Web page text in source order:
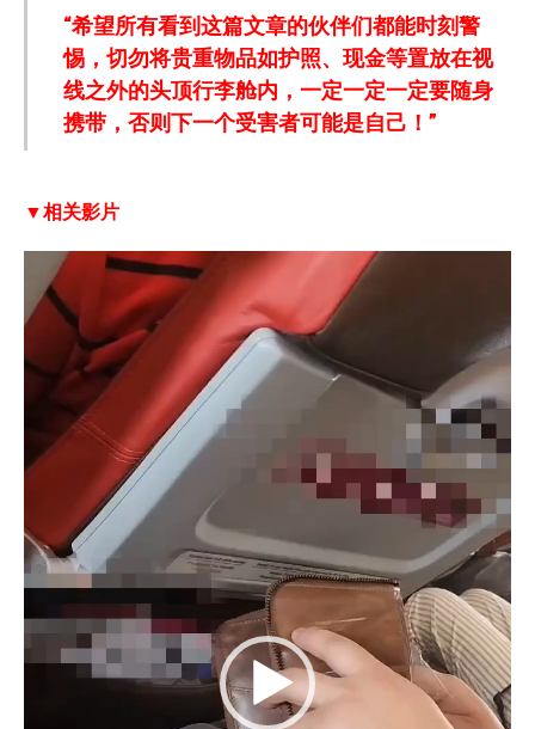
“希望所有看到这篇文章的伙伴们都能时刻警
惕，切勿将贵重物品如护照、现金等置放在视
线之外的头顶行李舱内，一定一定一定要随身
携带，否则下一个受害者可能是自己！”
▼相关影片
d
e
y
e
r